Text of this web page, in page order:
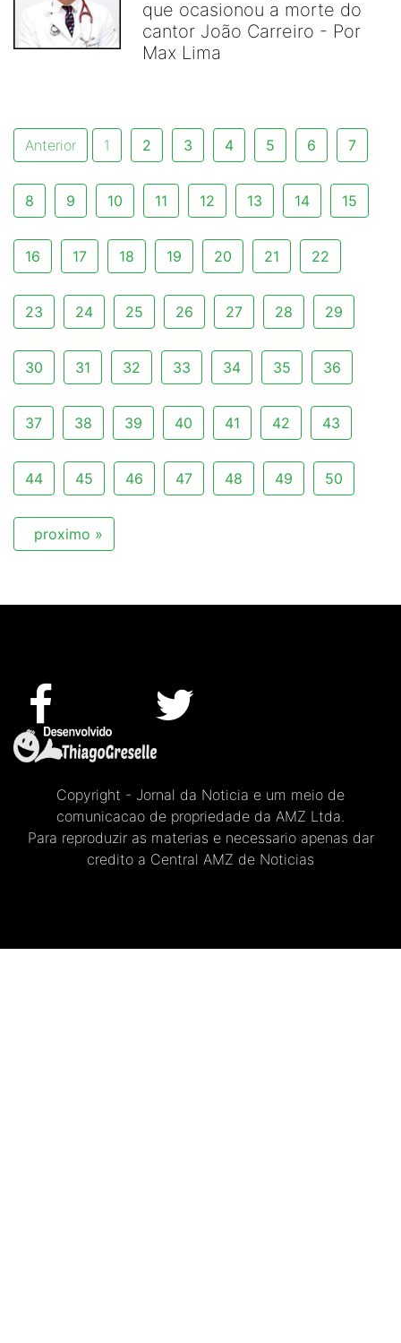
que ocasionou a morte do
cantor João Carreiro - Por
Max Lima
Anterior 1 2 3 4 5 6 7
8 9 10 11 12 13 14 15
16 17 18 19 20 21 22
23 24 25 26 27 28 29
30 31 32 33 34 35 36
37 38 39 40 41 42 43
44 45 46 47 48 49 50
proximo »
Copyright - Jornal da Noticia e um meio de
comunicacao de propriedade da AMZ Ltda.
Para reproduzir as materias e necessario apenas dar
credito a Central AMZ de Noticias